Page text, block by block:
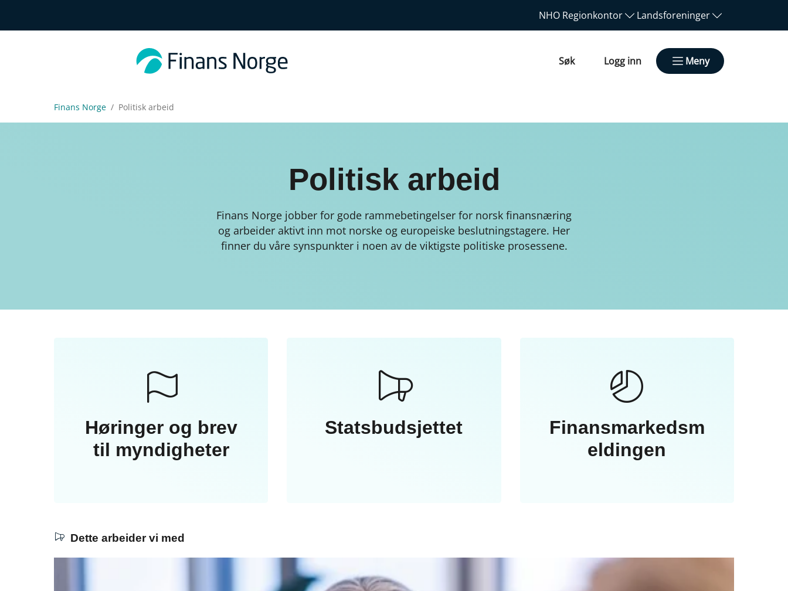
NHO Regionkontor Landsforeninger
Søk Logg inn Meny
Finans Norge Politisk arbeid
Politisk arbeid
Finans Norge jobber for gode rammebetingelser for norsk finansnæring
og arbeider aktivt inn mot norske og europeiske beslutningstagere. Her
finner du våre synspunkter i noen av de viktigste politiske prosessene.
Høringer og brev
til myndigheter
Statsbudsjettet
Finansmarkedsm
eldingen
Dette arbeider vi med